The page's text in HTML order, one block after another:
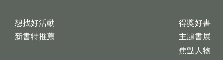
想找好活動
新書特推薦
得獎好書
主題書展
焦點人物